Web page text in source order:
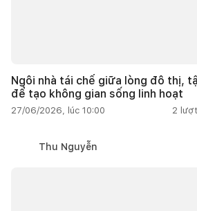
Ngôi nhà tái chế giữa lòng đô thị,
để tạo không gian sống linh hoạt
27/06/2026, lúc 10:00 2
Thu Nguyễn